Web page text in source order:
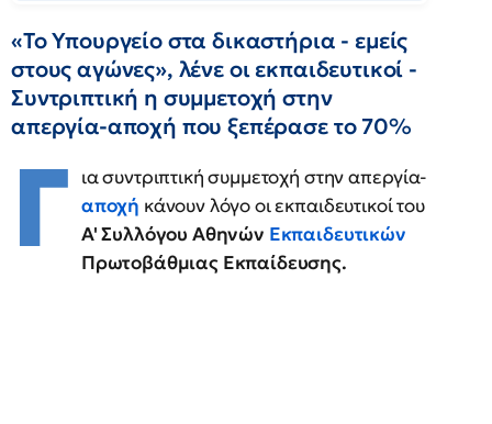
«Το Υπουργείο στα δικαστήρια - εμείς
στους αγώνες», λένε οι εκπαιδευτικοί -
Συντριπτική η συμμετοχή στην
απεργία-αποχή που ξεπέρασε το 70%
Γ ια συντριπτική συμμετοχή στην απεργία-
αποχή κάνουν λόγο οι εκπαιδευτικοί του
Α' Συλλόγου Αθηνών Εκπαιδευτικών
Πρωτοβάθμιας Εκπαίδευσης.